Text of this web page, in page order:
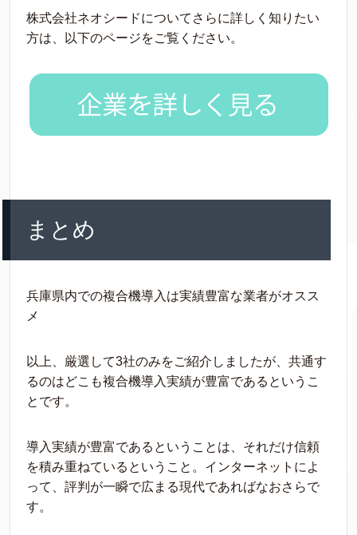
株式会社ネオシードについてさらに詳しく知りたい
方は、以下のページをご覧ください。
まとめ
兵庫県内での複合機導入は実績豊富な業者がオスス
メ
以上、厳選して3社のみをご紹介しましたが、共通す
るのはどこも複合機導入実績が豊富であるというこ
とです。
導入実績が豊富であるということは、それだけ信頼
を積み重ねているということ。インターネットによ
って、評判が一瞬で広まる現代であればなおさらで
す。